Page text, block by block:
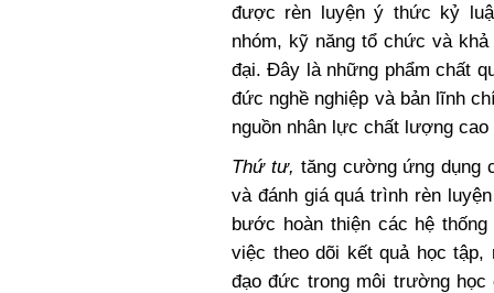
được rèn luyện ý thức kỷ
nhóm, kỹ năng tổ chức và
đại. Đây là những phẩm chất
đức nghề nghiệp và bản lĩnh
nguồn nhân lực chất lượng
Thứ tư, tăng cường ứng dụng
và đánh giá quá trình rèn
bước hoàn thiện các hệ
việc theo dõi kết quả học tập,
đạo đức trong môi trường học